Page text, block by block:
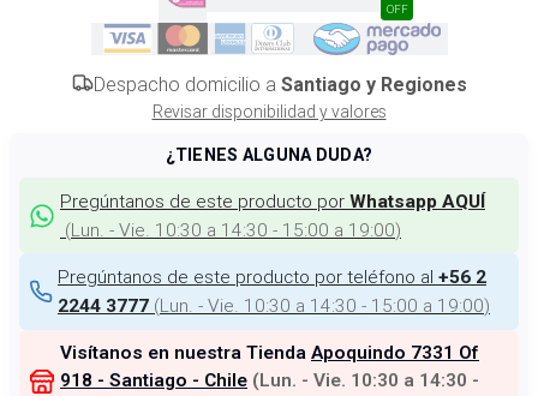
OFF
Despacho domicilio a Santiago y Regiones
Revisar disponibilidad y valores
¿TIENES ALGUNA DUDA?
Pregúntanos de este producto por Whatsapp AQUÍ
(Lun. - Vie. 10:30 a 14:30 - 15:00 a 19:00)
Pregúntanos de este producto por teléfono al +56 2
2244 3777 (Lun. - Vie. 10:30 a 14:30 - 15:00 a 19:00)
Visítanos en nuestra Tienda Apoquindo 7331 Of
918 - Santiago - Chile (Lun. - Vie. 10:30 a 14:30 -